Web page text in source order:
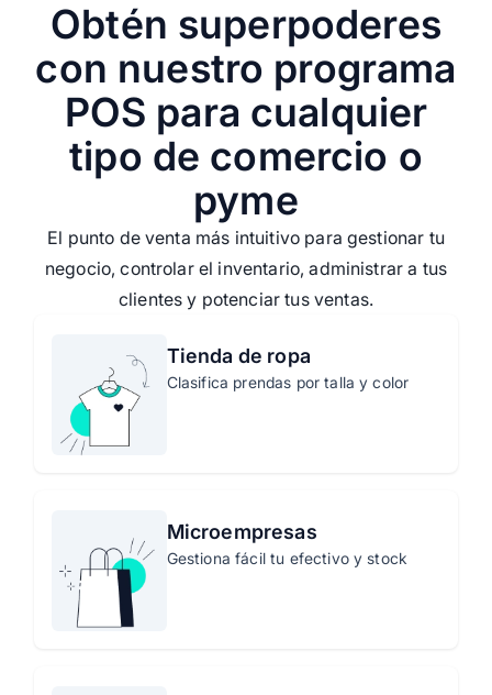
‍Obtén superpoderes
con nuestro programa
POS para cualquier
tipo de comercio o
pyme
El punto de venta más intuitivo para gestionar tu
negocio, controlar el inventario, administrar a tus
clientes y potenciar tus ventas.
Tienda de ropa
Clasifica prendas por talla y color
Microempresas
Gestiona fácil tu efectivo y stock